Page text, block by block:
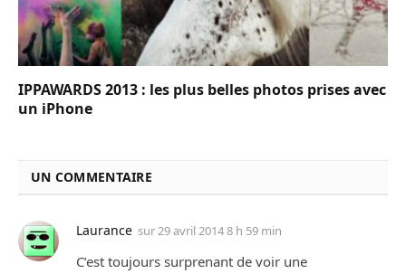
IPPAWARDS 2013 : les plus belles photos prises avec
un iPhone
UN COMMENTAIRE
Laurance sur29 avril 2014 8 h 59 min
C’est toujours surprenant de voir une